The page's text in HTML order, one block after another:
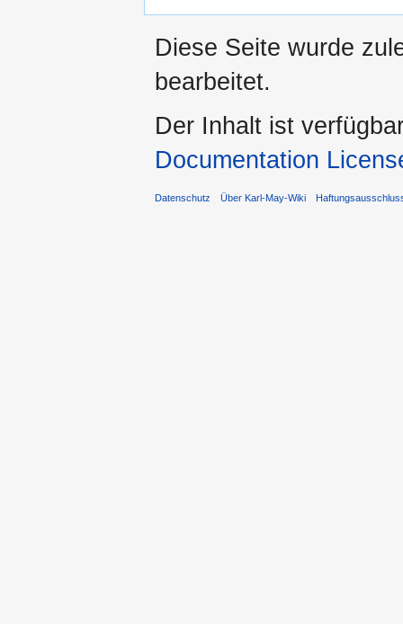
Diese Seite wurde
bearbeitet.
Der Inhalt ist
Documentation
Datenschutz Über Karl-May-Wiki